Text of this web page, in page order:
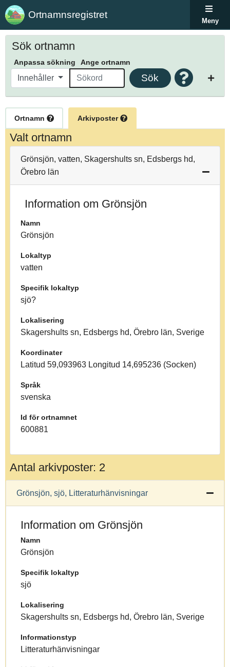
Ortnamnsregistret
Meny
Sök ortnamn
Anpassa sökning Ange ortnamn
Innehåller Sök
Ortnamn Arkivposter
Valt ortnamn
Grönsjön, vatten, Skagershults sn, Edsbergs hd,
Örebro län
Information om Grönsjön
Namn
Grönsjön
Lokaltyp
vatten
Specifik lokaltyp
sjö?
Lokalisering
Skagershults sn, Edsbergs hd, Örebro län, Sverige
Koordinater
Latitud 59,093963 Longitud 14,695236 (Socken)
Språk
svenska
Id för ortnamnet
600881
Antal arkivposter: 2
Grönsjön, sjö, Litteraturhänvisningar
Information om Grönsjön
Namn
Grönsjön
Specifik lokaltyp
sjö
Lokalisering
Skagershults sn, Edsbergs hd, Örebro län, Sverige
Informationstyp
Litteraturhänvisningar